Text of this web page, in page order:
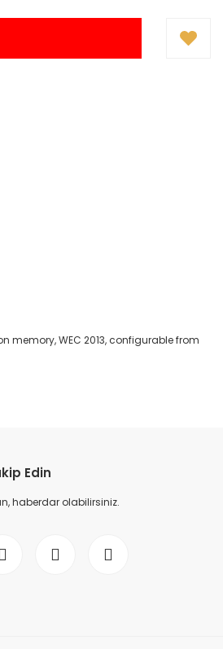
memory, WEC 2013, configurable from
Edin
haberdar olabilirsiniz.